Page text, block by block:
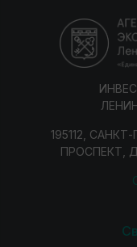
195112,
ПРОСПЕКТ,